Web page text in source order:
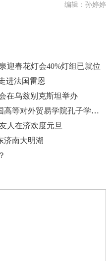
编辑：孙婷婷
迎春花灯会40%灯组已就位
进法国雷恩
在乌兹别克斯坦举办
山东财经大学举办“汉语桥”法国高等对外贸易学院孔子学院冬令营
人在济欢度元旦
济南大明湖